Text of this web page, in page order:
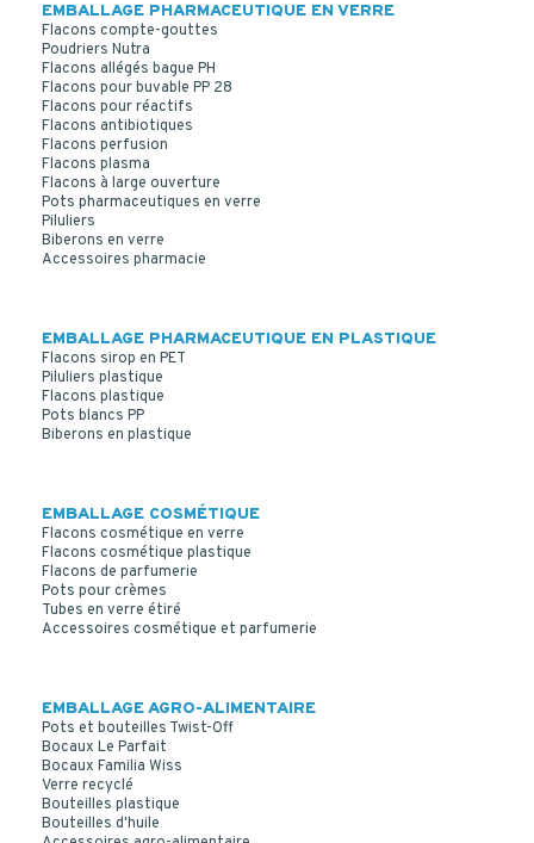
EMBALLAGE PHARMACEUTIQUE EN VERRE
Flacons compte-gouttes
Poudriers Nutra
Flacons allégés bague PH
Flacons pour buvable PP 28
Flacons pour réactifs
Flacons antibiotiques
Flacons perfusion
Flacons plasma
Flacons à large ouverture
Pots pharmaceutiques en verre
Piluliers
Biberons en verre
Accessoires pharmacie
EMBALLAGE PHARMACEUTIQUE EN PLASTIQUE
Flacons sirop en PET
Piluliers plastique
Flacons plastique
Pots blancs PP
Biberons en plastique
EMBALLAGE COSMÉTIQUE
Flacons cosmétique en verre
Flacons cosmétique plastique
Flacons de parfumerie
Pots pour crèmes
Tubes en verre étiré
Accessoires cosmétique et parfumerie
EMBALLAGE AGRO-ALIMENTAIRE
Pots et bouteilles Twist-Off
Bocaux Le Parfait
Bocaux Familia Wiss
Verre recyclé
Bouteilles plastique
Bouteilles d'huile